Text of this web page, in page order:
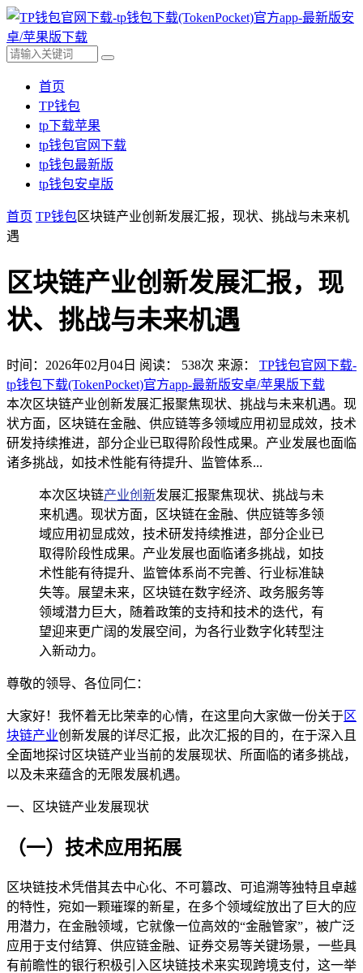
首页
TP钱包
tp下载苹果
tp钱包官网下载
tp钱包最新版
tp钱包安卓版
首页 TP钱包区块链产业创新发展汇报，现状、挑战与未来机
遇
区块链产业创新发展汇报，现
状、挑战与未来机遇
时间：2026年02月04日 阅读： 538次 来源： TP钱包官网下载-
tp钱包下载(TokenPocket)官方app-最新版安卓/苹果版下载
本次区块链产业创新发展汇报聚焦现状、挑战与未来机遇。现
状方面，区块链在金融、供应链等多领域应用初显成效，技术
研发持续推进，部分企业已取得阶段性成果。产业发展也面临
诸多挑战，如技术性能有待提升、监管体系...
本次区块链产业创新发展汇报聚焦现状、挑战与未
来机遇。现状方面，区块链在金融、供应链等多领
域应用初显成效，技术研发持续推进，部分企业已
取得阶段性成果。产业发展也面临诸多挑战，如技
术性能有待提升、监管体系尚不完善、行业标准缺
失等。展望未来，区块链在数字经济、政务服务等
领域潜力巨大，随着政策的支持和技术的迭代，有
望迎来更广阔的发展空间，为各行业数字化转型注
入新动力。
尊敬的领导、各位同仁：
大家好！我怀着无比荣幸的心情，在这里向大家做一份关于区
块链产业创新发展的详尽汇报，此次汇报的目的，在于深入且
全面地探讨区块链产业当前的发展现状、所面临的诸多挑战，
以及未来蕴含的无限发展机遇。
一、区块链产业发展现状
（一）技术应用拓展
区块链技术凭借其去中心化、不可篡改、可追溯等独特且卓越
的特性，宛如一颗璀璨的新星，在多个领域绽放出了巨大的应
用潜力，在金融领域，它就像一位高效的“金融管家”，被广泛
应用于支付结算、供应链金融、证券交易等关键场景，一些具
有前瞻性的银行积极引入区块链技术来实现跨境支付，这一举